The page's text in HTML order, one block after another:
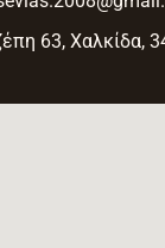
63, Χαλκίδα,